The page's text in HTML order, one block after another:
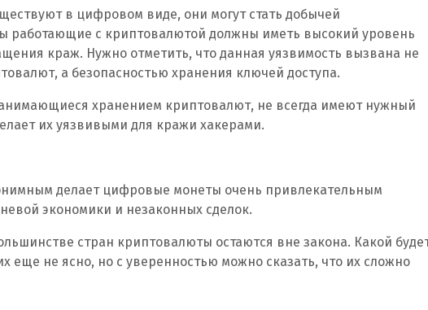
в цифровом виде, они могут стать добычей
работающие с криптовалютой должны иметь высокий уровень
краж. Нужно отметить, что данная уязвимость вызвана не
а безопасностью хранения ключей доступа.
хранением криптовалют, не всегда имеют нужный
их уязвивыми для кражи хакерами.
делает цифровые монеты очень привлекательным
экономики и незаконных сделок.
стран криптовалюты остаются вне закона. Какой
еще не ясно, но с уверенностью можно сказать, что их сложно